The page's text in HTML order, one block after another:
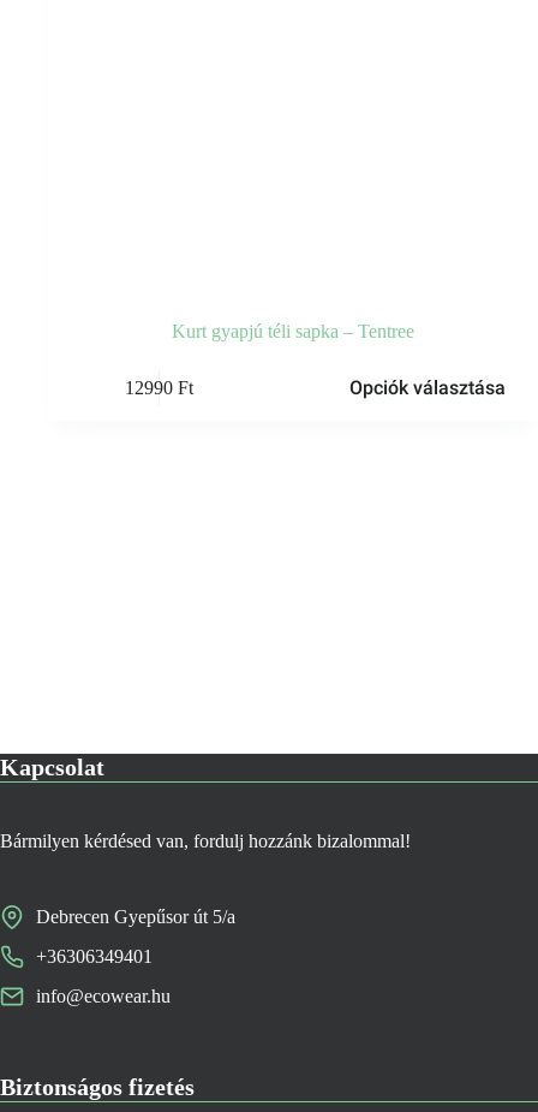
Kurt gyapjú téli sapka – Tentree
12990 Ft Opciók választása
Kapcsolat
Bármilyen kérdésed van, fordulj hozzánk bizalommal!
Debrecen Gyepűsor út 5/a
+36306349401
info@ecowear.hu
Biztonságos fizetés